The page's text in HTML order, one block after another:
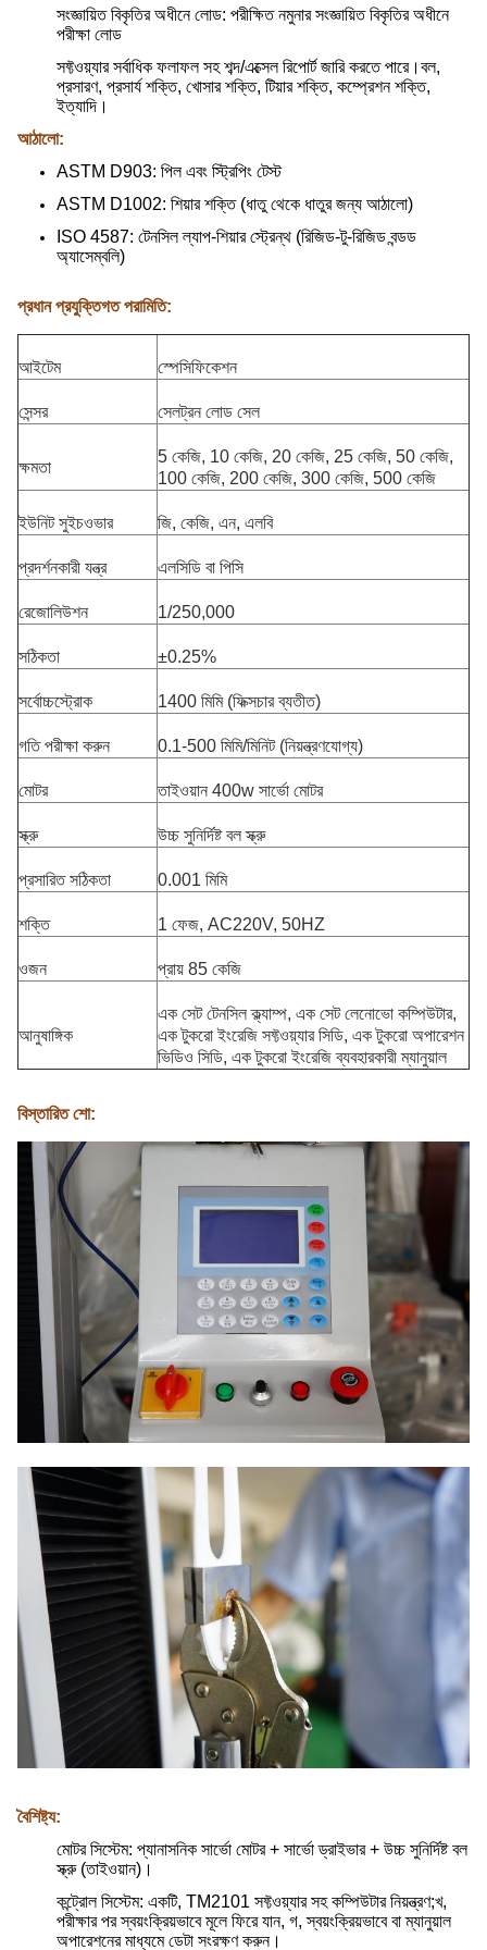
সংজ্ঞায়িত বিকৃতির অধীনে লোড: পরীক্ষিত নমুনার সংজ্ঞায়িত বিকৃতির অধীনে
পরীক্ষা লোড
সফ্টওয়্যার সর্বাধিক ফলাফল সহ শব্দ/এক্সেল রিপোর্ট জারি করতে পারে।বল,
প্রসারণ, প্রসার্য শক্তি, খোসার শক্তি, টিয়ার শক্তি, কম্প্রেশন শক্তি,
ইত্যাদি।
আঠালো:
ASTM D903: পিল এবং স্ট্রিপিং টেস্ট
ASTM D1002: শিয়ার শক্তি (ধাতু থেকে ধাতুর জন্য আঠালো)
ISO 4587: টেনসিল ল্যাপ-শিয়ার স্ট্রেন্থ (রিজিড-টু-রিজিড বন্ডড
অ্যাসেম্বলি)
প্রধান প্রযুক্তিগত পরামিতি:
আইটেম স্পেসিফিকেশন
সেন্সর সেলট্রন লোড সেল
ক্ষমতা
5 কেজি, 10 কেজি, 20 কেজি, 25 কেজি, 50 কেজি,
100 কেজি, 200 কেজি, 300 কেজি, 500 কেজি
ইউনিট সুইচওভার জি, কেজি, এন, এলবি
প্রদর্শনকারী যন্ত্র এলসিডি বা পিসি
রেজোলিউশন 1/250,000
সঠিকতা ±0.25%
সর্বোচ্চস্ট্রোক 1400 মিমি (ফিক্সচার ব্যতীত)
গতি পরীক্ষা করুন 0.1-500 মিমি/মিনিট (নিয়ন্ত্রণযোগ্য)
মোটর তাইওয়ান 400w সার্ভো মোটর
স্ক্রু উচ্চ সুনির্দিষ্ট বল স্ক্রু
প্রসারিত সঠিকতা 0.001 মিমি
শক্তি 1 ফেজ, AC220V, 50HZ
ওজন প্রায় 85 কেজি
আনুষাঙ্গিক
এক সেট টেনসিল ক্ল্যাম্প, এক সেট লেনোভো কম্পিউটার,
এক টুকরো ইংরেজি সফ্টওয়্যার সিডি, এক টুকরো অপারেশন
ভিডিও সিডি, এক টুকরো ইংরেজি ব্যবহারকারী ম্যানুয়াল
বিস্তারিত শো:
বৈশিষ্ট্য:
মোটর সিস্টেম: প্যানাসনিক সার্ভো মোটর + সার্ভো ড্রাইভার + উচ্চ সুনির্দিষ্ট বল
স্ক্রু (তাইওয়ান)।
কন্ট্রোল সিস্টেম: একটি, TM2101 সফ্টওয়্যার সহ কম্পিউটার নিয়ন্ত্রণ;খ,
পরীক্ষার পর স্বয়ংক্রিয়ভাবে মূলে ফিরে যান, গ, স্বয়ংক্রিয়ভাবে বা ম্যানুয়াল
অপারেশনের মাধ্যমে ডেটা সংরক্ষণ করুন।